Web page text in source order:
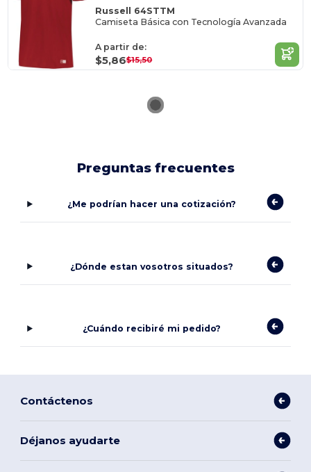
Russell 64STTM
Camiseta Básica con Tecnología Avanzada
A partir de:
$5,86$15,50
Preguntas frecuentes
¿Me podrían hacer una cotización?
¿Dónde estan vosotros situados?
¿Cuándo recibiré mi pedido?
Contáctenos
Déjanos ayudarte